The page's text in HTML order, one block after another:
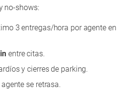
no-shows:
3 entregas/hora por agente en
entre citas.
y cierres de parking.
se retrasa.